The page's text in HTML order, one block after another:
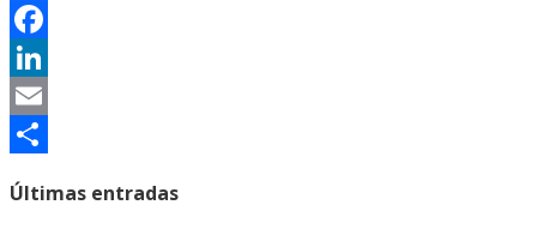
Twitter
Facebook
LinkedIn
Email
Últimas entradas